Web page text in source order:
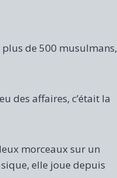
de 500 musulmans,
des affaires, c’était la
morceaux sur un
elle joue depuis